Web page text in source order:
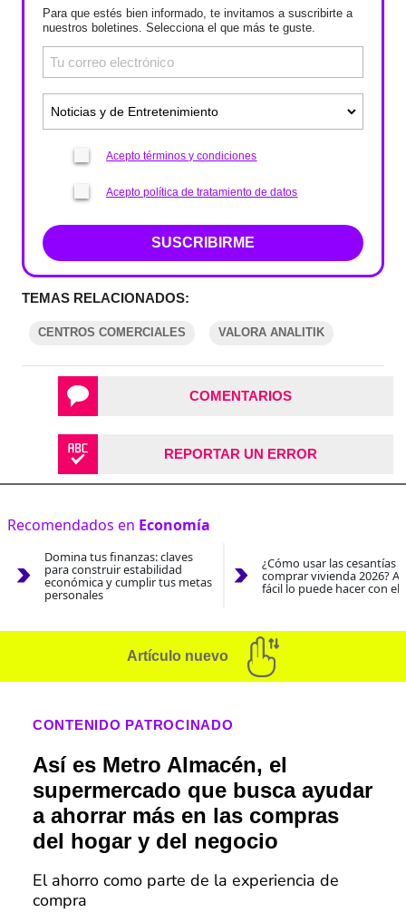
Para que estés bien informado, te invitamos a suscribirte a
nuestros boletines. Selecciona el que más te guste.
Acepto términos y condiciones
Acepto política de tratamiento de datos
SUSCRIBIRME
TEMAS RELACIONADOS:
CENTROS COMERCIALES VALORA ANALITIK
COMENTARIOS
REPORTAR UN ERROR
Recomendados en Economía
Domina tus finanzas: claves
para construir estabilidad
económica y cumplir tus metas
personales
¿Cómo usar las cesantías
comprar vivienda 2026?
fácil lo puede hacer con el
Artículo nuevo
CONTENIDO PATROCINADO
Así es Metro Almacén, el
supermercado que busca ayudar
a ahorrar más en las compras
del hogar y del negocio
El ahorro como parte de la experiencia de
compra